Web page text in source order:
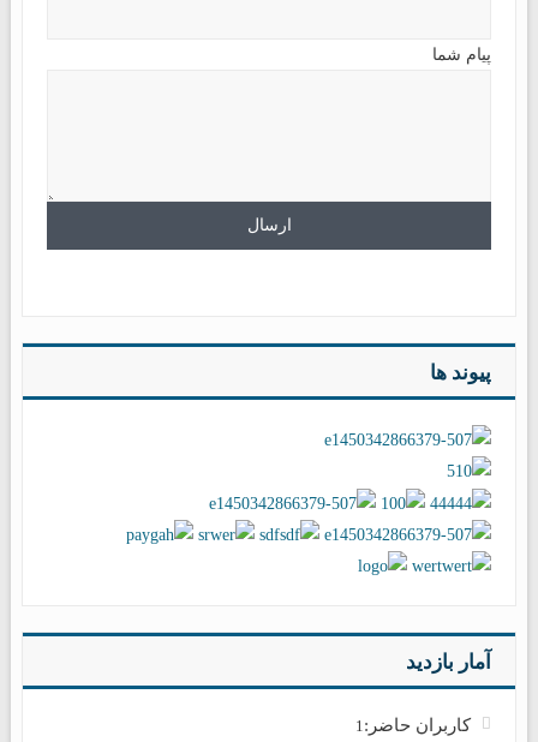
پیام شما
پیوند ها
آمار بازدید
کاربران حاضر:1